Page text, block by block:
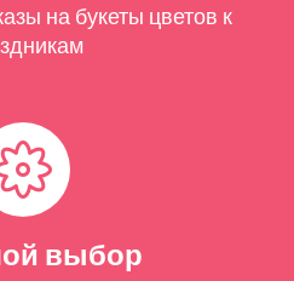
на букеты цветов к
выбор